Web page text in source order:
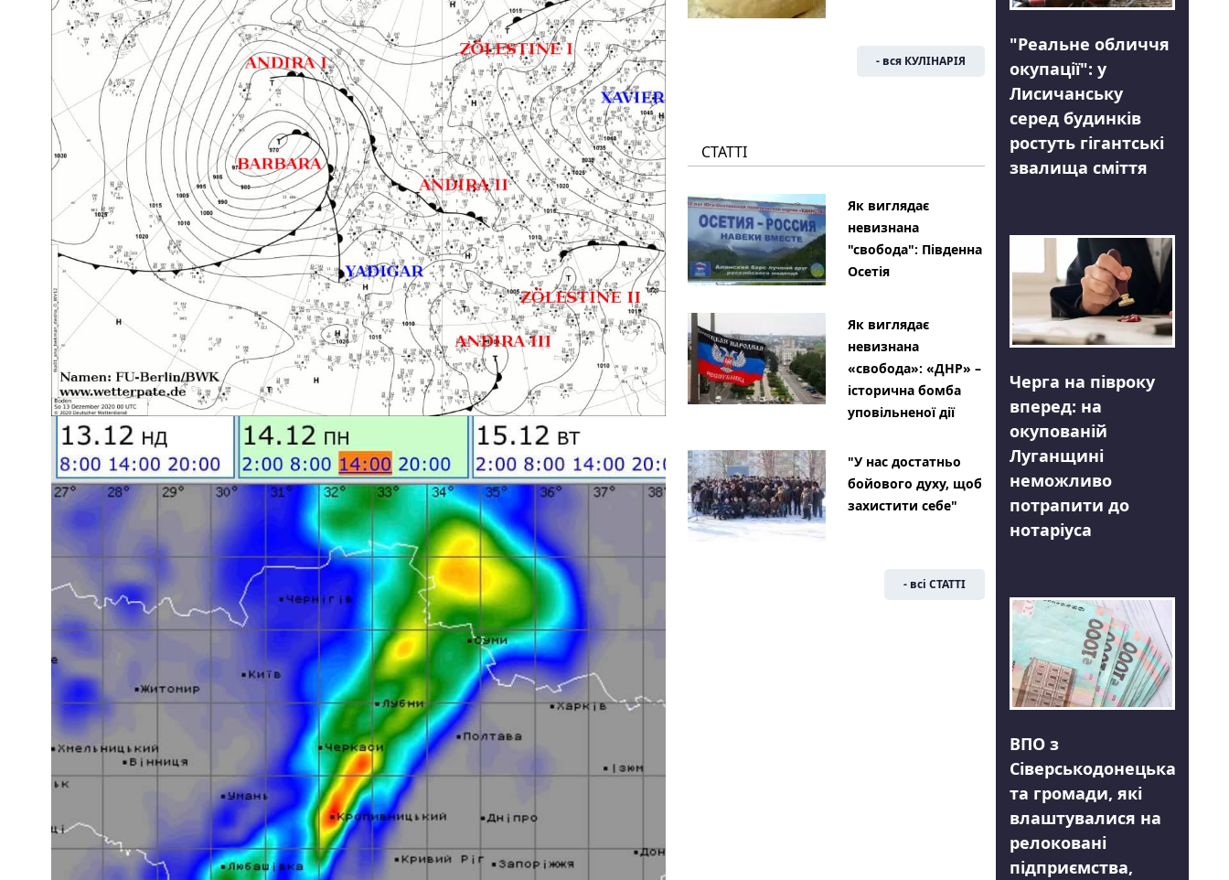
- вся КУЛІНАРІЯ
СТАТТІ
Як виглядає
невизнана
"свобода": Південна
Осетія
Як виглядає
невизнана
«свобода»: «ДНР» –
історична бомба
уповільненої дії
"У нас достатньо
бойового духу, щоб
захистити себе"
- всі СТАТТІ
"Реальне обличчя
окупації": у
Лисичанську
серед будинків
ростуть гігантські
звалища сміття
Черга на півроку
вперед: на
окупованій
Луганщині
неможливо
потрапити до
нотаріуса
ВПО з
Сіверськодонецька
та громади, які
влаштувалися на
релоковані
підприємства,